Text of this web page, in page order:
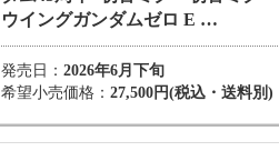
ウイングガンダムゼロ E …
発売日： 2026年6月下旬
希望小売価格： 27,500円(税込・送料別)